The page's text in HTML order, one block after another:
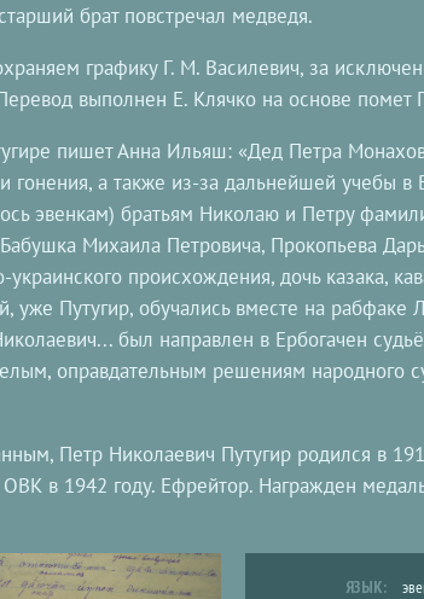
брат повстречал медведя.
графику Г. М. Василевич, за
выполнен Е. Клячко на основе помет
пишет Анна Ильяш: «Дед Петра
гонения, а также из-за дальнейшей учебы в
эвенкам) братьям Николаю и Петру
Михаила Петровича, Прокопьева
украинского происхождения, дочь казака,
уже Путугир, обучались вместе на рабфаке
был направлен в Ербогачен
оправдательным решениям народного
Петр Николаевич Путугир родился в
в 1942 году. Ефрейтор. Награжден
ЯЗЫК: